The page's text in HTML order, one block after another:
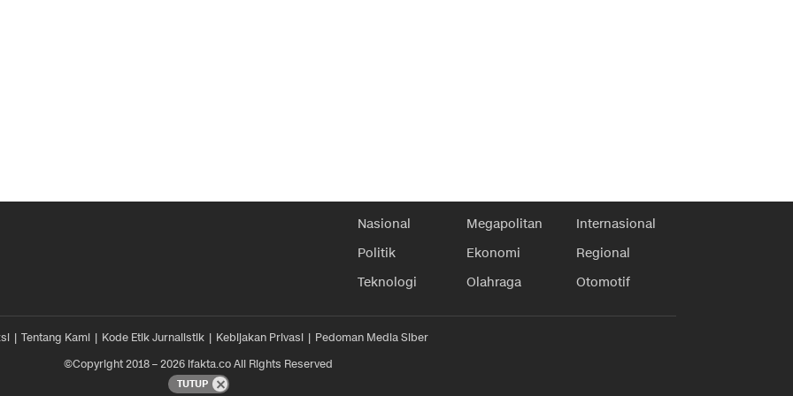
Nasional Megapolitan
Internasional
Politik
Ekonomi
Regional
Teknologi
Olahraga Otomotif
Tentang Kami Kode Etik Jurnalistik Kebijakan Privasi
Pedoman Media Siber
©Copyright 2018 – 2026 ifakta.co All Rights Reserved
TUTUP